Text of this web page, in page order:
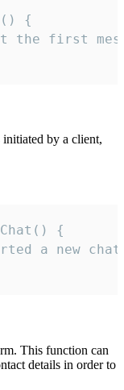
{
the first
by a client,
{
a new
This function can
details in order to